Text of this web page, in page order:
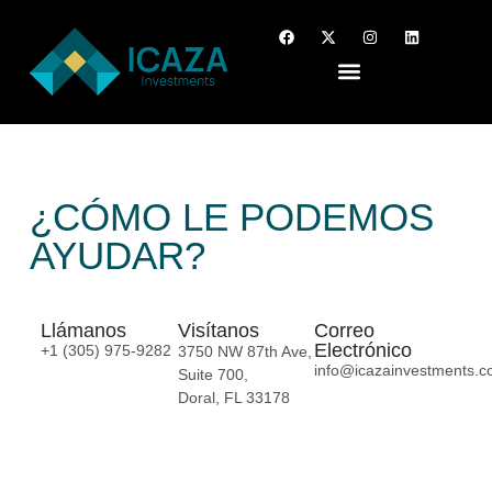
¿CÓMO LE PODEMOS
AYUDAR?
Llámanos
+1 (305) 975-9282
Visítanos
3750 NW 87th Ave,
Suite 700,
Doral, FL 33178
Correo
Electrónico